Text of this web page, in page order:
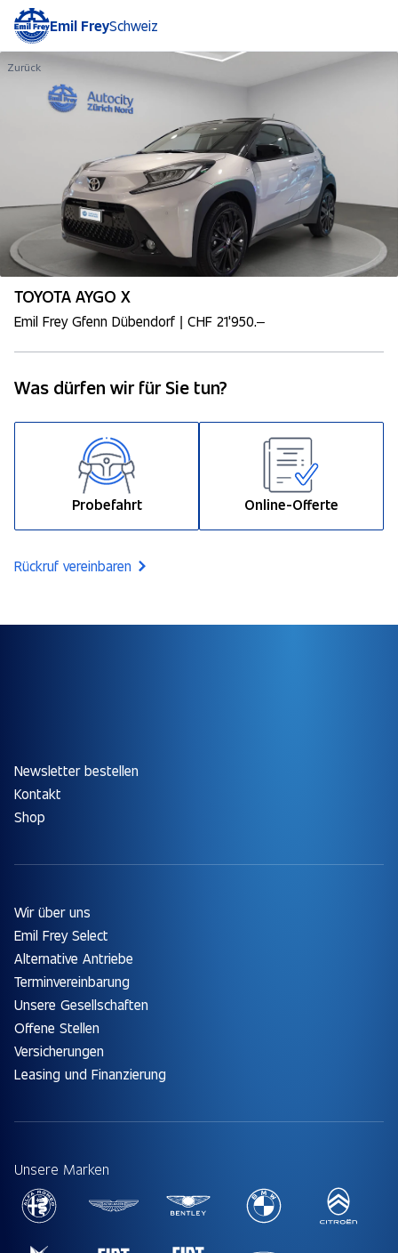
Emil FreySchweiz
Zurück
TOYOTA AYGO X
Emil Frey Gfenn Dübendorf | CHF 21'950.–
Was dürfen wir für Sie tun?
Probefahrt Online-Offerte
Rückruf vereinbaren
Newsletter bestellen
Kontakt
Shop
Wir über uns
Emil Frey Select
Alternative Antriebe
Terminvereinbarung
Unsere Gesellschaften
Offene Stellen
Versicherungen
Leasing und Finanzierung
Unsere Marken